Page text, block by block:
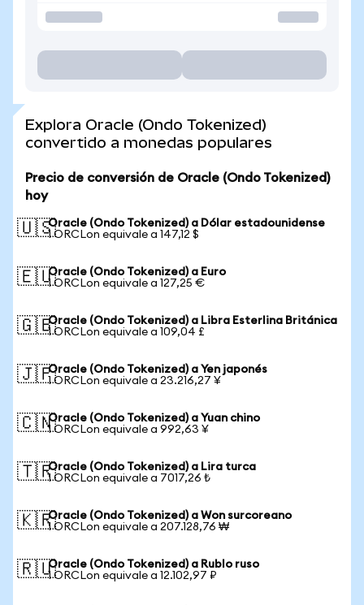
Explora Oracle (Ondo Tokenized)
convertido a monedas populares
Precio de conversión de Oracle (Ondo Tokenized)
hoy
🇺🇸Oracle (Ondo Tokenized) a Dólar estadounidense
1 ORCLon equivale a 147,12 $
🇪🇺Oracle (Ondo Tokenized) a Euro
1 ORCLon equivale a 127,25 €
🇬🇧Oracle (Ondo Tokenized) a Libra Esterlina Británica
1 ORCLon equivale a 109,04 £
🇯🇵Oracle (Ondo Tokenized) a Yen japonés
1 ORCLon equivale a 23.216,27 ¥
🇨🇳Oracle (Ondo Tokenized) a Yuan chino
1 ORCLon equivale a 992,63 ¥
🇹🇷Oracle (Ondo Tokenized) a Lira turca
1 ORCLon equivale a 7017,26 ₺
🇰🇷Oracle (Ondo Tokenized) a Won surcoreano
1 ORCLon equivale a 207.128,76 ₩
🇷🇺Oracle (Ondo Tokenized) a Rublo ruso
1 ORCLon equivale a 12.102,97 ₽